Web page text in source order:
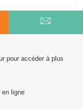
pour accéder à plus
en ligne